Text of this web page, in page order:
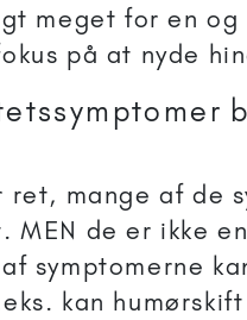
meget for en
på at nyde
ret, mange af de
MEN de er ikke
symptomerne
kan